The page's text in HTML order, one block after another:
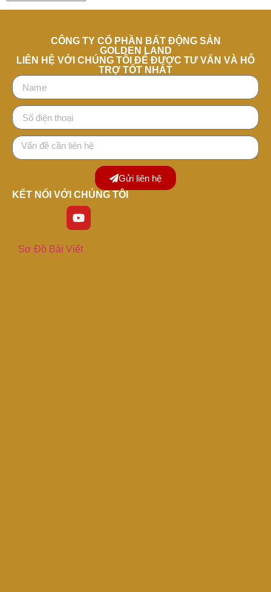
CÔNG TY CỔ PHẦN BẤT ĐỘNG SẢN
GOLDEN LAND
LIÊN HỆ VỚI CHÚNG TÔI ĐỂ ĐƯỢC TƯ VẤN VÀ HỖ
TRỢ TỐT NHẤT
Gửi liên hệ
KẾT NỐI VỚI CHÚNG TÔI
Sơ Đồ Bài Viết